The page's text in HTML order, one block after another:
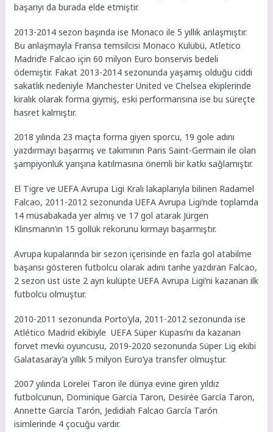
başarıyı da burada elde etmiştir.
2013-2014 sezon başında ise Monaco ile 5 yıllık anlaşmıştır.
Bu anlaşmayla Fransa temsilcisi Monaco Kulübü, Atletico
Madrid’e Falcao için 60 milyon Euro bonservis bedeli
ödemiştir. Fakat 2013-2014 sezonunda yaşamış olduğu ciddi
sakatlık nedeniyle Manchester United ve Chelsea ekiplerinde
kiralık olarak forma giymiş, eski performansına ise bu süreçte
hasret kalmıştır.
2018 yılında 23 maçta forma giyen sporcu, 19 gole adını
yazdırmayı başarmış ve takımının Paris Saint-Germain ile olan
şampiyonluk yarışına katılmasına önemli bir katkı sağlamıştır.
El Tigre ve UEFA Avrupa Ligi Kralı lakaplarıyla bilinen Radamel
Falcao, 2011-2012 sezonunda UEFA Avrupa Ligi’nde toplamda
14 müsabakada yer almış ve 17 gol atarak Jürgen
Klinsmann’ın 15 gollük rekorunu kırmayı başarmıştır.
Avrupa kupalarında bir sezon içerisinde en fazla gol atabilme
başarısı gösteren futbolcu olarak adını tarihe yazdıran Falcao,
2 sezon üst üste 2 ayrı kulüpte UEFA Avrupa Ligi’ni kazanan ilk
futbolcu olmuştur.
2010-2011 sezonunda Porto’yla, 2011-2012 sezonunda ise
Atlético Madrid ekibiyle UEFA Süper Kupası’nı da kazanan
forvet mevki oyuncusu, 2019-2020 sezonunda Süper Lig ekibi
Galatasaray’a yıllık 5 milyon Euro’ya transfer olmuştur.
2007 yılında Lorelei Taron ile dünya evine giren yıldız
futbolcunun, Dominique García Taron, Desirée García Taron,
Annette García Tarón, Jedidiah Falcao García Tarón
isimlerinde 4 çocuğu vardır.